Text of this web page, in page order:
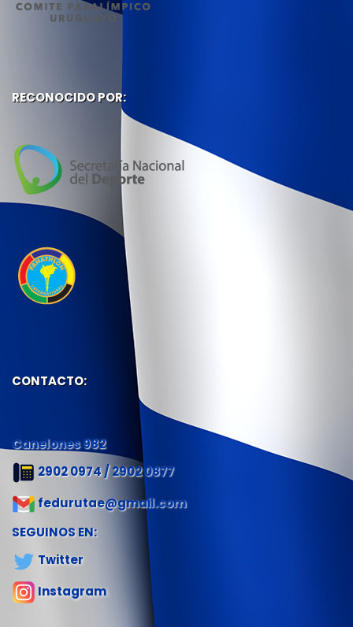
RECONOCIDO POR:
CONTACTO:
Canelones 982
2902 0974 / 2902 0877
fedurutae@gmail.com
SEGUINOS EN:
Twitter
Instagram